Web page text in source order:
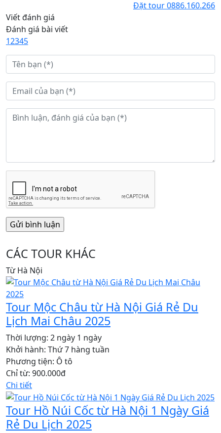
Đặt tour0886.160.266
Viết đánh giá
Đánh giá bài viết
12345
CÁC TOUR KHÁC
Từ Hà Nội
Tour Mộc Châu từ Hà Nội Giá Rẻ Du
Lịch Mai Châu 2025
Thời lượng: 2 ngày 1 ngày
Khởi hành: Thứ 7 hàng tuần
Phương tiện: Ô tô
Chỉ từ: 900.000đ
Chi tiết
Tour Hồ Núi Cốc từ Hà Nội 1 Ngày Giá
Rẻ Du Lịch 2025